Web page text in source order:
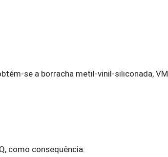
se a borracha metil-vinil-siliconada,
como consequência: